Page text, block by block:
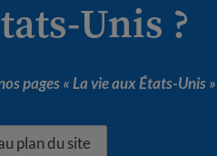
Unis ?
pages « La vie aux États-Unis »
plan du site